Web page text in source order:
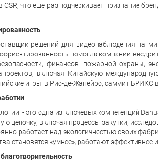
CSR, что еще раз подчеркивает признание
решений для видеонаблюдения на
помогла компании
финансов, пожарной охраны,
включая Китайскую
игры в Рио-де-Жанейро, саммит БРИКС
- это одна из ключевых компетенций
цепочку, включая процессы закупки,
работает над экологичностью своих
становятся «умнее», работают